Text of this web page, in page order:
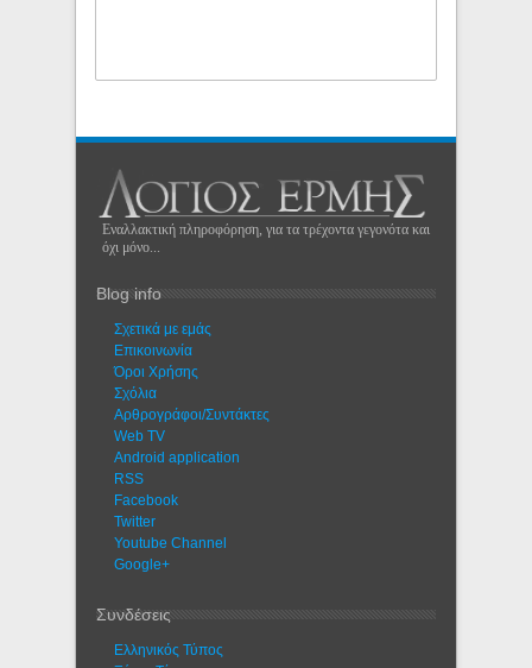
Εναλλακτική πληροφόρηση, για τα τρέχοντα γεγονότα και
όχι μόνο...
Blog info
Σχετικά με εμάς
Eπικοινωνία
Όροι Χρήσης
Σχόλια
Αρθρογράφοι/Συντάκτες
Web TV
Android application
RSS
Facebook
Twitter
Youtube Channel
Google+
Συνδέσεις
Ελληνικός Τύπος